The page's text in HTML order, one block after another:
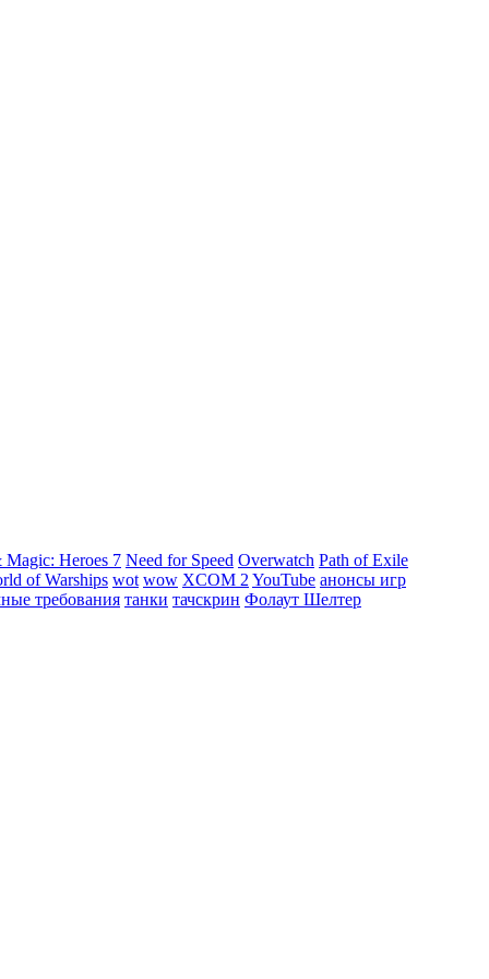
Heroes 7 Need for Speed Overwatch Path of Exile
of Warships wot wow XCOM 2 YouTube анонсы игр
требования танки тачскрин Фолаут Шелтер